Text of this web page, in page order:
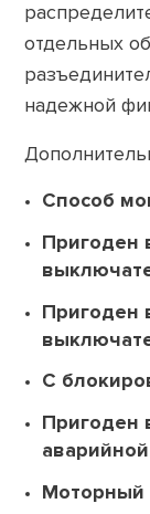
отдельных
надежной
Способ
Пригоден
Пригоден
С
Пригоден
Моторный